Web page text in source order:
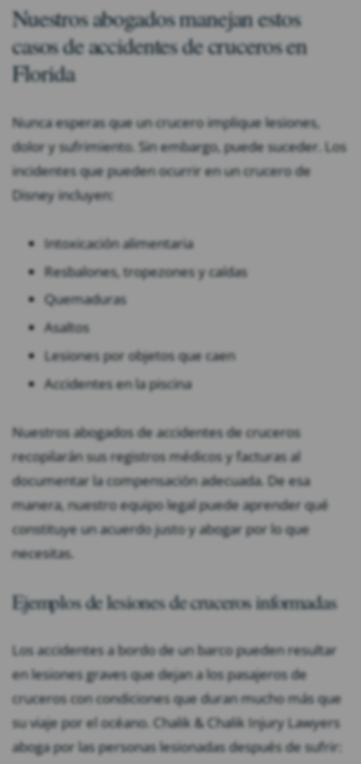
Nuestros abogados manejan estos
casos de accidentes de cruceros en
Florida
Nunca esperas que un crucero implique lesiones,
dolor y sufrimiento. Sin embargo, puede suceder. Los
incidentes que pueden ocurrir en un crucero de
Disney incluyen:
Intoxicación alimentaria
Resbalones, tropezones y caídas
Quemaduras
Asaltos
Lesiones por objetos que caen
Accidentes en la piscina
Nuestros abogados de accidentes de cruceros
recopilarán sus registros médicos y facturas al
documentar la compensación adecuada. De esa
manera, nuestro equipo legal puede aprender qué
constituye un acuerdo justo y abogar por lo que
necesitas.
Ejemplos de lesiones de cruceros informadas
Los accidentes a bordo de un barco pueden resultar
en lesiones graves que dejan a los pasajeros de
cruceros con condiciones que duran mucho más que
su viaje por el océano. Chalik & Chalik Injury Lawyers
aboga por las personas lesionadas después de sufrir: